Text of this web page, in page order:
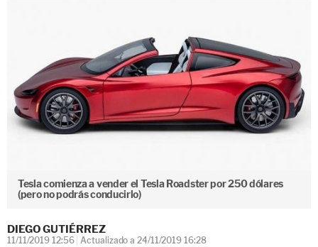
Tesla comienza a vender el Tesla Roadster por 250 dólares
(pero no podrás conducirlo)
DIEGO GUTIÉRREZ
11/11/2019 12:56 Actualizado a 24/11/2019 16:28